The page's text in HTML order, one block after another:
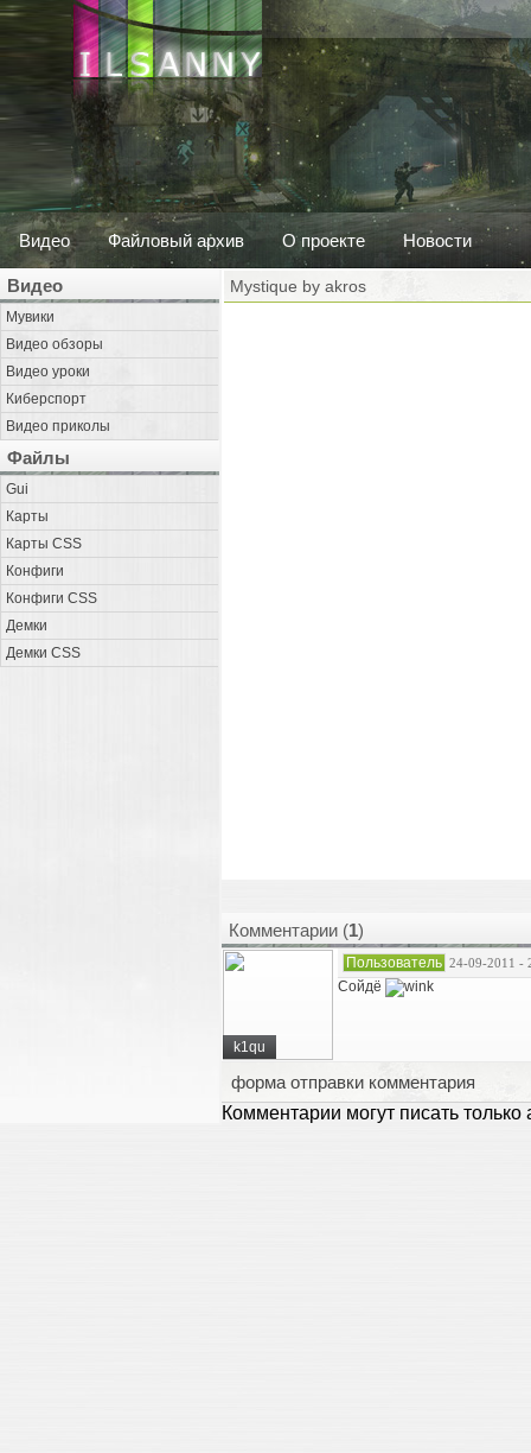
Видео Файловый архив О проекте Новости
Видео
Мувики
Видео обзоры
Видео уроки
Киберспорт
Видео приколы
Файлы
Gui
Карты
Карты CSS
Конфиги
Конфиги CSS
Демки
Демки CSS
Mystique by akros
Комментарии (1)
k1qu
Пользователь 24-09-2011 -
Сойдё
форма отправки комментария
Комментарии могут писать